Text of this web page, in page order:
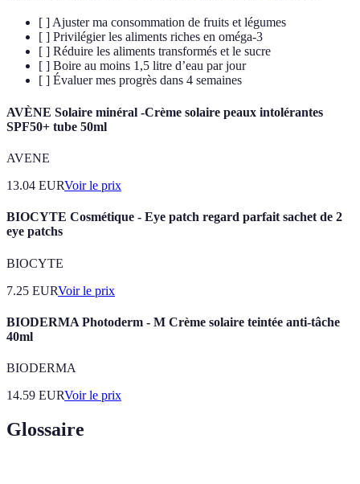
[ ] Ajuster ma consommation de fruits et légumes
[ ] Privilégier les aliments riches en oméga-3
[ ] Réduire les aliments transformés et le sucre
[ ] Boire au moins 1,5 litre d’eau par jour
[ ] Évaluer mes progrès dans 4 semaines
AVÈNE Solaire minéral -Crème solaire peaux intolérantes
SPF50+ tube 50ml
AVENE
13.04 EURVoir le prix
BIOCYTE Cosmétique - Eye patch regard parfait sachet de 2
eye patchs
BIOCYTE
7.25 EURVoir le prix
BIODERMA Photoderm - M Crème solaire teintée anti-tâche
40ml
BIODERMA
14.59 EURVoir le prix
Glossaire